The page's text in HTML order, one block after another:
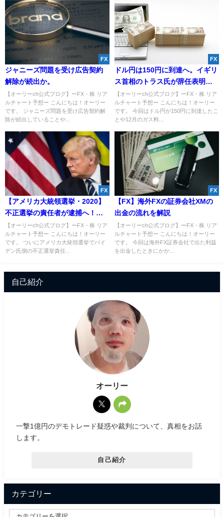
FX
ジャニーズ問題を受け広告契約
解除が続出か。
【オーリーch公式ブログ】ーFX・株 リア
ルチャート予想ー こんにちは！オーリー
です。 ジャニーズ問題を受け広告契約解
除が続出していることや...
FX
ドル円は150円に到達へ。イギリ
ス首相のトラス氏が辞任表明
か。
【オーリーch公式ブログ】ーFX・株 リア
ルチャート予想ー こんにちは！オーリー
です。 今回はドル円が150円に到達したこ
とや12月のガス料...
FX
【アメリカ大統領選挙・2020】
不正選挙の責任者が逮捕へ！つ
いにトランプ氏逆転勝利か！？
【オーリーch公式ブログ】ーFX・株 リア
ルチャート予想ー こんにちは！オーリー
です。 ついにアメリカ大統領選挙でバイ
デン氏側の不正選挙責任...
FX
【FX】海外FXの証券会社XMの
出金の流れを解説
【オーリーch公式ブログ】ーFX・株 リア
ルチャート予想ー こんにちは！オーリー
です。 今回は海外FX証券会社で出た利益
を出金したときにかか...
自己紹介
オーリー
一撃1億円のデモトレード疑惑や裁判について、真相をお話
します。
自己紹介
カテゴリー